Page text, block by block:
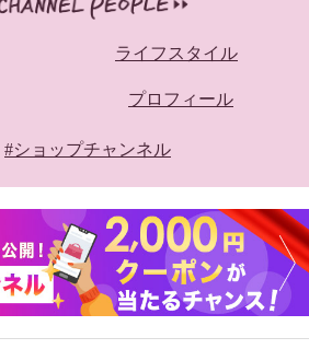
ライフスタイル
プロフィール
#ショップチャンネル